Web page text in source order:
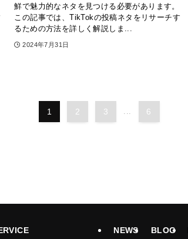
鮮で魅力的なネタを見つける必要があります。
この記事では、TikTokの投稿ネタをリサーチす
るための方法を詳しく解説しま...
2024年7月31日
1 2 3 6
NEWS BLOG